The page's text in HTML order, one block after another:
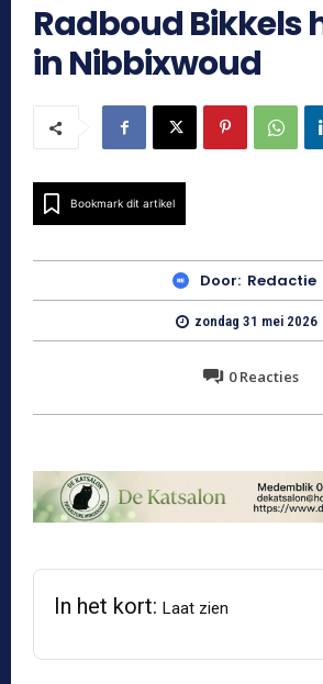
Radboud Bikkels
in Nibbixwoud
Bookmark dit artikel
Door: Redactie
zondag 31 mei 2026
0Reacties
In het kort: Laat zien